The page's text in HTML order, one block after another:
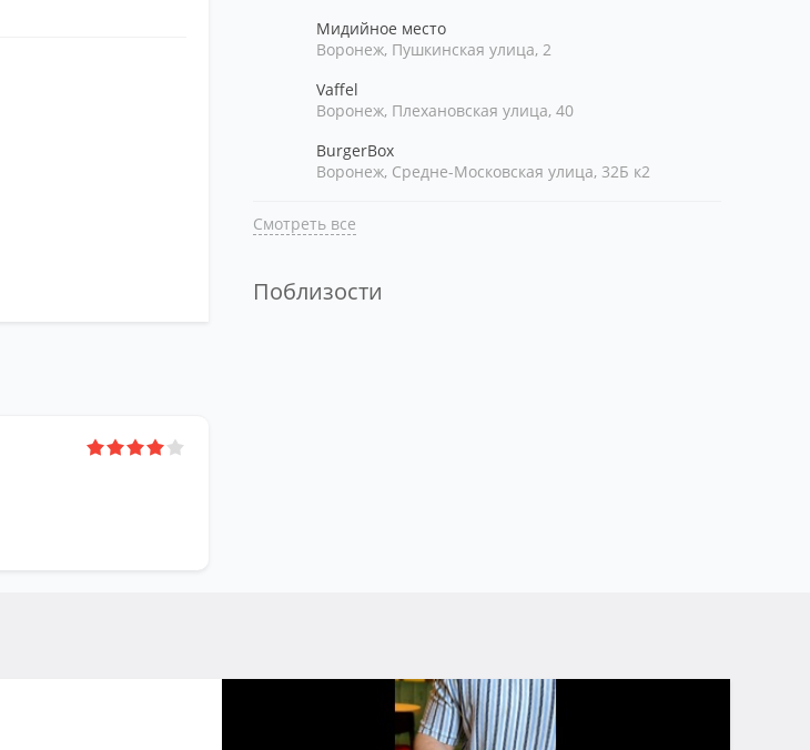
Мидийное место
Воронеж, Пушкинская улица, 2
Vaffel
Воронеж, Плехановская улица, 40
BurgerBox
Воронеж, Средне-Московская улица, 32Б к2
Смотреть все
Поблизости